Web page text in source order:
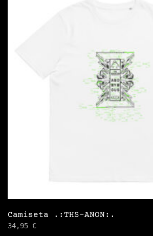
la
página
de
Camiseta .:THS-ANON:.
34,95 €